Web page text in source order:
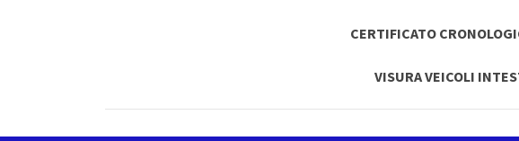
CERTIFICATO
VISURA VEICOLI